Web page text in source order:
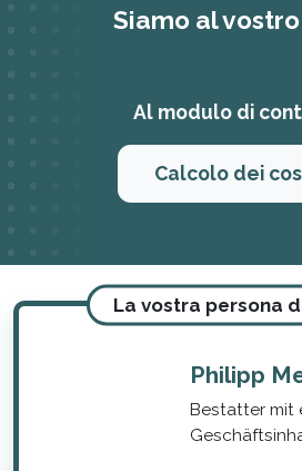
Siamo al
Al modulo di
Calcolo dei
La vostra persona
Philipp
Bestatter mit